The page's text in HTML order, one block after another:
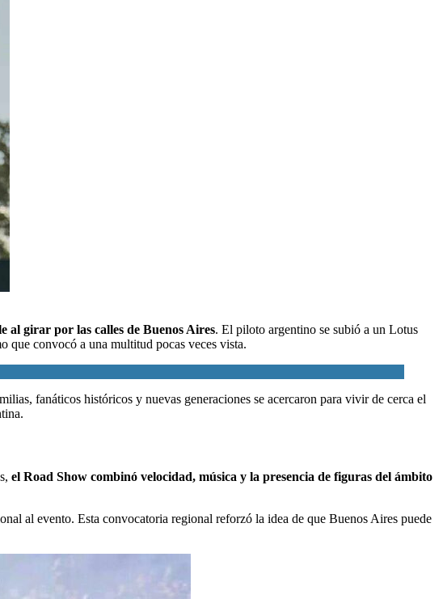
girar por las calles de Buenos Aires. El piloto argentino se subió a un Lotus
que convocó a una multitud pocas veces vista.
fanáticos históricos y nuevas generaciones se acercaron para vivir de cerca el
el Road Show combinó velocidad, música y la presencia de figuras del ámbito
al evento. Esta convocatoria regional reforzó la idea de que Buenos Aires puede